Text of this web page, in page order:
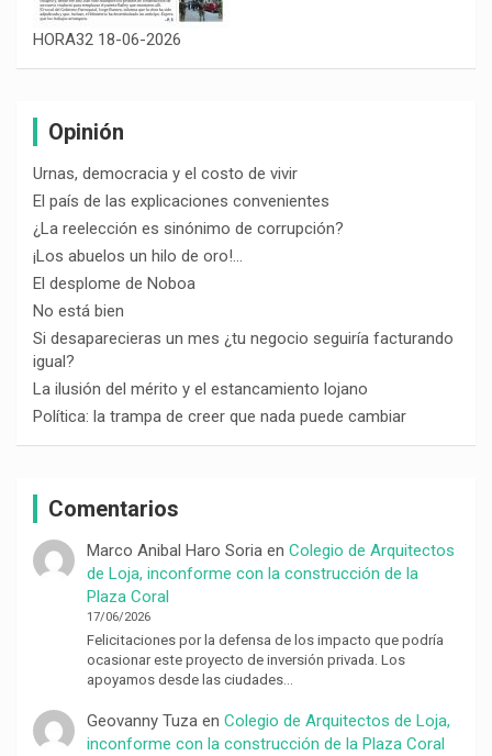
HORA32 18-06-2026
Opinión
Urnas, democracia y el costo de vivir
El país de las explicaciones convenientes
¿La reelección es sinónimo de corrupción?
¡Los abuelos un hilo de oro!…
El desplome de Noboa
No está bien
Si desaparecieras un mes ¿tu negocio seguiría facturando
igual?
La ilusión del mérito y el estancamiento lojano
Política: la trampa de creer que nada puede cambiar
Comentarios
Marco Anibal Haro Soriaen Colegio de Arquitectos
de Loja, inconforme con la construcción de la
Plaza Coral
17/06/2026
Felicitaciones por la defensa de los impacto que podría
ocasionar este proyecto de inversión privada. Los
apoyamos desde las ciudades…
Geovanny Tuzaen Colegio de Arquitectos de Loja,
inconforme con la construcción de la Plaza Coral